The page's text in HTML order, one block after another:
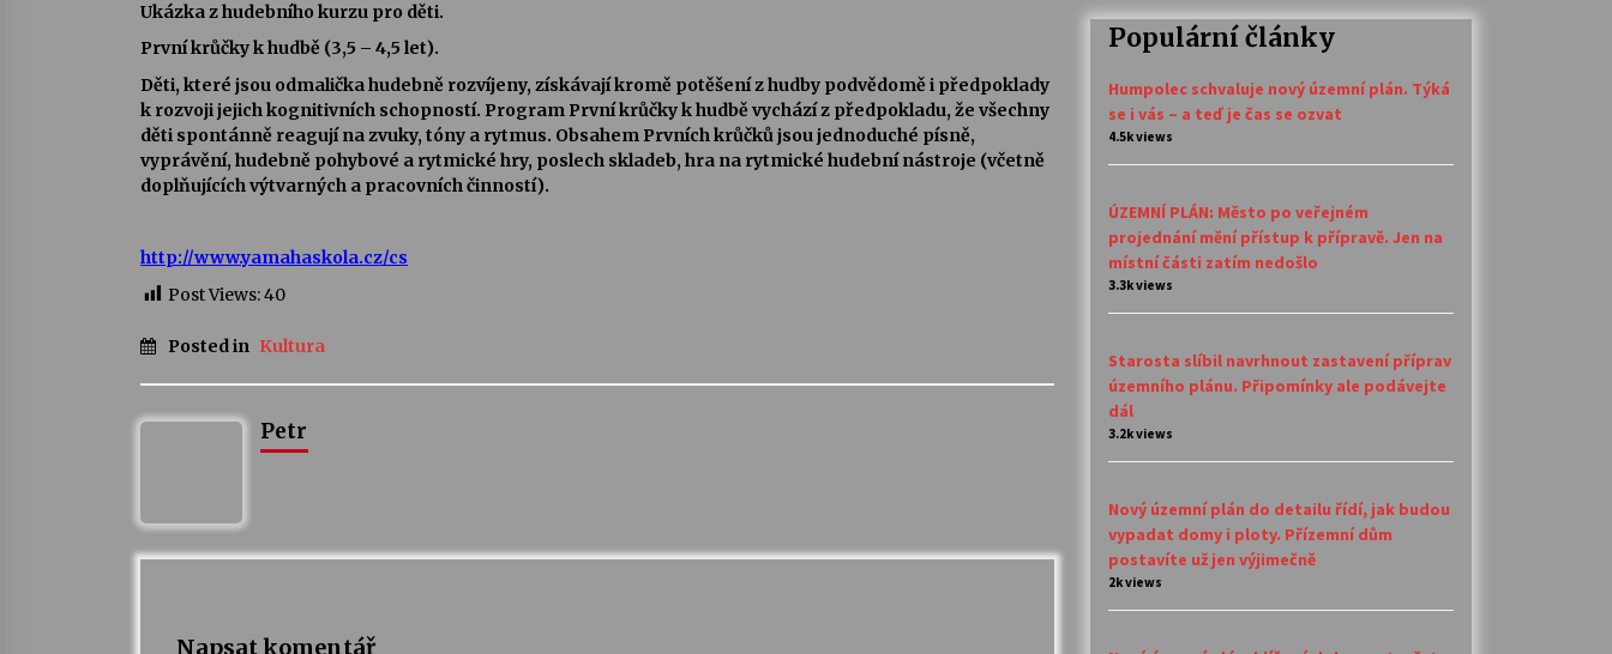
Ukázka z hudebního kurzu pro děti.
První krůčky k hudbě (3,5 – 4,5 let).
Děti, které jsou odmalička hudebně rozvíjeny, získávají kromě potěšení z hudby podvědomě i předpoklady
k rozvoji jejich kognitivních schopností. Program První krůčky k hudbě vychází z předpokladu, že všechny
děti spontánně reagují na zvuky, tóny a rytmus. Obsahem Prvních krůčků jsou jednoduché písně,
vyprávění, hudebně pohybové a rytmické hry, poslech skladeb, hra na rytmické hudební nástroje (včetně
doplňujících výtvarných a pracovních činností).
http://www.yamahaskola.cz/cs
Post Views:40
Posted in Kultura
Petr
Napsat komentář
Populární články
Humpolec schvaluje nový územní plán. Týká
se i vás – a teď je čas se ozvat
4.5k views
ÚZEMNÍ PLÁN: Město po veřejném
projednání mění přístup k přípravě. Jen na
místní části zatím nedošlo
3.3k views
Starosta slíbil navrhnout zastavení příprav
územního plánu. Připomínky ale podávejte
dál
3.2k views
Nový územní plán do detailu řídí, jak budou
vypadat domy i ploty. Přízemní dům
postavíte už jen výjimečně
2k views